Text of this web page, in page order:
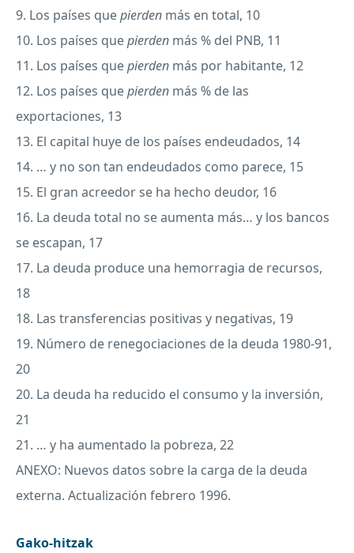
9. Los países quepierden más en total, 10
10. Los países quepierden más % del PNB, 11
11. Los países quepierden más por habitante, 12
12. Los países quepierden más % de las
exportaciones, 13
13. El capital huye de los países endeudados, 14
14. … y no son tan endeudados como parece, 15
15. El gran acreedor se ha hecho deudor, 16
16. La deuda total no se aumenta más… y los bancos
se escapan, 17
17. La deuda produce una hemorragia de recursos,
18
18. Las transferencias positivas y negativas, 19
19. Número de renegociaciones de la deuda 1980-91,
20
20. La deuda ha reducido el consumo y la inversión,
21
21. … y ha aumentado la pobreza, 22
ANEXO: Nuevos datos sobre la carga de la deuda
externa. Actualización febrero 1996.
Gako-hitzak